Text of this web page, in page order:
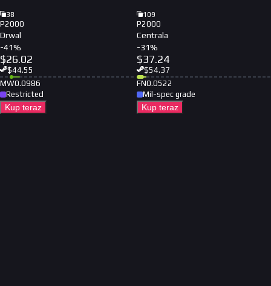
38
P2000
Drwal
-41%
$26.02
$44.55
MW0.0986
Restricted
Kup teraz
109
P2000
Centrala
-31%
$37.24
$54.37
FN0.0522
Mil-spec grade
Kup teraz